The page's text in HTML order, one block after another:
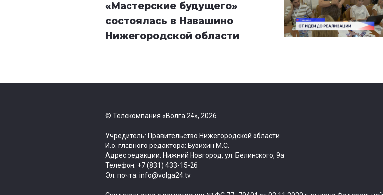
«Мастерские будущего»
состоялась в Навашино
Нижегородской области
© Телекомпания «Волга 24», 2026
Учредитель: Правительство Нижегородской области
И.о. главного редактора: Бузихин М.С.
Адрес редакции: Нижний Новгород, ул. Белинского, 9а
Телефон: +7 (831) 433-15-26
Эл. почта: info@volga24.tv